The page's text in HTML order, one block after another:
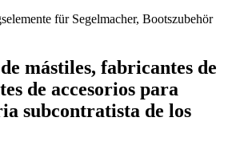
mástiles, fabricantes de
de accesorios para
subcontratista de los